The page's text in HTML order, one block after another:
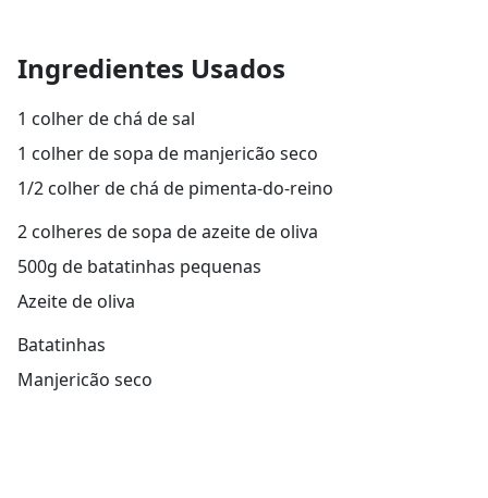
Ingredientes Usados
1 colher de chá de sal
1 colher de sopa de manjericão seco
1/2 colher de chá de pimenta-do-reino
2 colheres de sopa de azeite de oliva
500g de batatinhas pequenas
Azeite de oliva
Batatinhas
Manjericão seco